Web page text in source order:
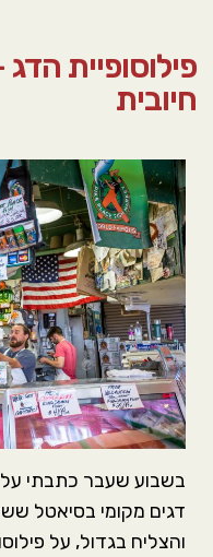
פילוסופיית
חיובית
בשבוע שעבר כתבתי על
והצליח בגדול, על